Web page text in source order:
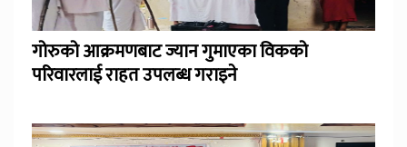
गोरुको आक्रमणबाट ज्यान गुमाएका विकको
परिवारलाई राहत उपलब्ध गराइने